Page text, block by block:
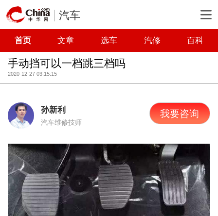
汽车
首页 文章 选车 汽修 百科
手动挡可以一档跳三档吗
2020-12-27 03:15:15
孙新利
汽车维修技师
我要咨询